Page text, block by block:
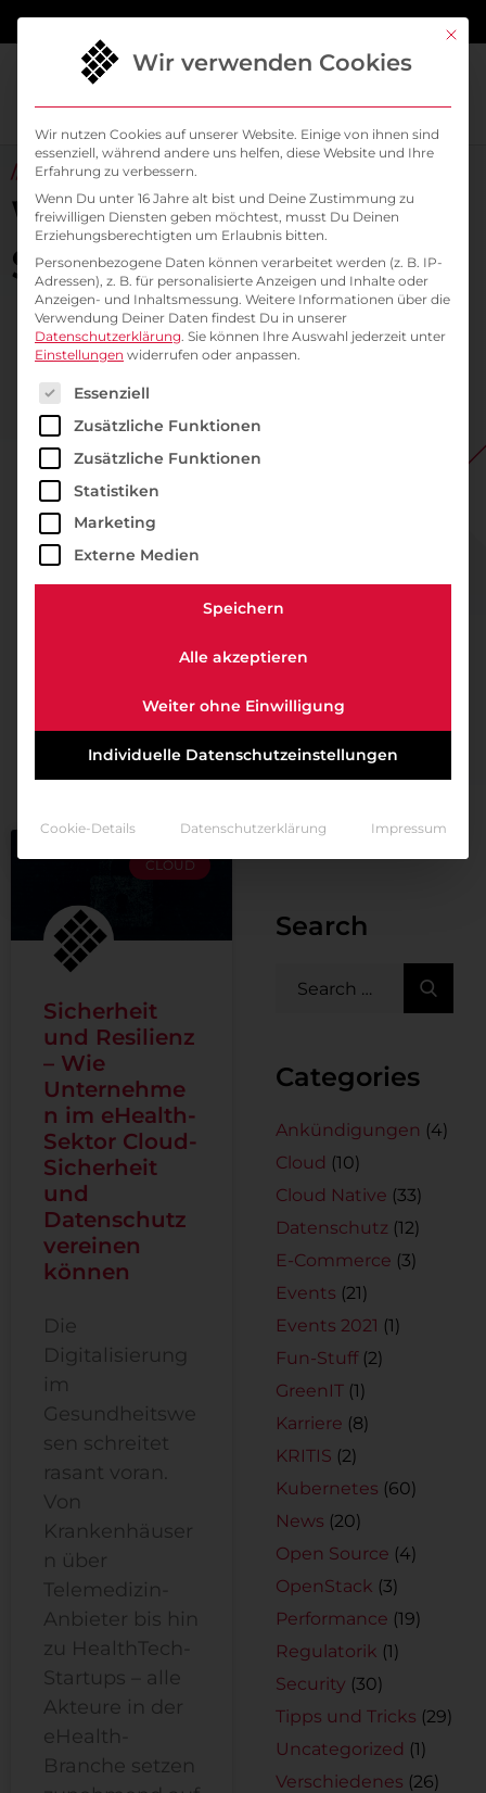
// ALL ABOUT KUBERNETES & CLOUD NATIVE
Willkommen im
SysEleven Blog
CLOUD
Sicherheit
und Resilienz
– Wie
Unternehme
n im eHealth-
Sektor Cloud-
Sicherheit
und
Datenschutz
vereinen
können
Die
Digitalisierung
im
Gesundheitswe
sen schreitet
rasant voran.
Von
Krankenhäuser
n über
Telemedizin-
Anbieter bis hin
zu HealthTech-
Startups – alle
Akteure in der
eHealth-
Branche setzen
Search
Categories
Ankündigungen (4)
Cloud (10)
Cloud Native (33)
Datenschutz (12)
E-Commerce (3)
Events (21)
Events 2021 (1)
Fun-Stuff (2)
GreenIT (1)
Karriere (8)
KRITIS (2)
Kubernetes (60)
News (20)
Open Source (4)
OpenStack (3)
Performance (19)
Regulatorik (1)
Security (30)
Tipps und Tricks (29)
Uncategorized (1)
Verschiedenes (26)
Mit
Wir verwenden Cookies
Wir nutzen Cookies auf unserer Website. Einige von ihnen sind
essenziell, während andere uns helfen, diese Website und Ihre
Erfahrung zu verbessern.
Wenn Du unter 16 Jahre alt bist und Deine Zustimmung zu
freiwilligen Diensten geben möchtest, musst Du Deinen
Erziehungsberechtigten um Erlaubnis bitten.
Personenbezogene Daten können verarbeitet werden (z. B. IP-
Adressen), z. B. für personalisierte Anzeigen und Inhalte oder
Anzeigen- und Inhaltsmessung. Weitere Informationen über die
Verwendung Deiner Daten findest Du in unserer
Datenschutzerklärung. Sie können Ihre Auswahl jederzeit unter
Einstellungen widerrufen oder anpassen.
Es folgt eine Liste der Service-Gruppen, für die
Essenziell
Zusätzliche Funktionen
Zusätzliche Funktionen
Statistiken
Marketing
Externe Medien
Speichern
Alle akzeptieren
Weiter ohne Einwilligung
Individuelle Datenschutzeinstellungen
Cookie-Details Datenschutzerklärung Impressum